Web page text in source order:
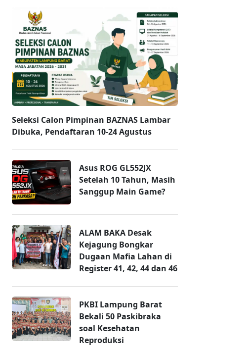
Seleksi Calon Pimpinan BAZNAS Lambar
Dibuka, Pendaftaran 10-24 Agustus
Asus ROG GL552JX
Setelah 10 Tahun, Masih
Sanggup Main Game?
ALAM BAKA Desak
Kejagung Bongkar
Dugaan Mafia Lahan di
Register 41, 42, 44 dan 46
PKBI Lampung Barat
Bekali 50 Paskibraka
soal Kesehatan
Reproduksi